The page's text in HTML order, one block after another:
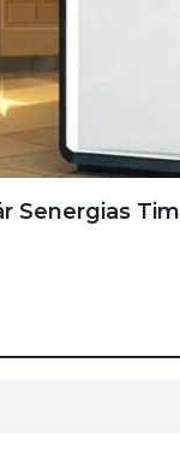
Senergias Tim